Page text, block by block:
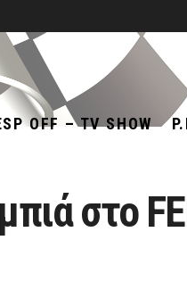
OFF – TV SHOW
στο